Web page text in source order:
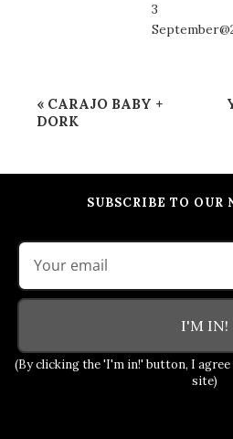
3
Event
Navigation
« CARAJO BABY +
DORK
SUBSCRIBE TO OUR
I'M IN!
(By clicking the 'I'm in!' button, I
site)